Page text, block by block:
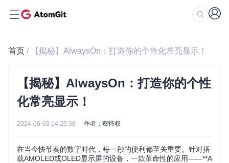
首页 / 【揭秘】AlwaysOn：打造你的个性化常亮显示！
【揭秘】AlwaysOn：打造你的个性
化常亮显示！
2024-06-03 14:25:38 作者：蔡怀权
在当今快节奏的数字时代，每一秒的便利都至关重要。针对搭
载AMOLED或OLED显示屏的设备，一款革命性的应用——**A